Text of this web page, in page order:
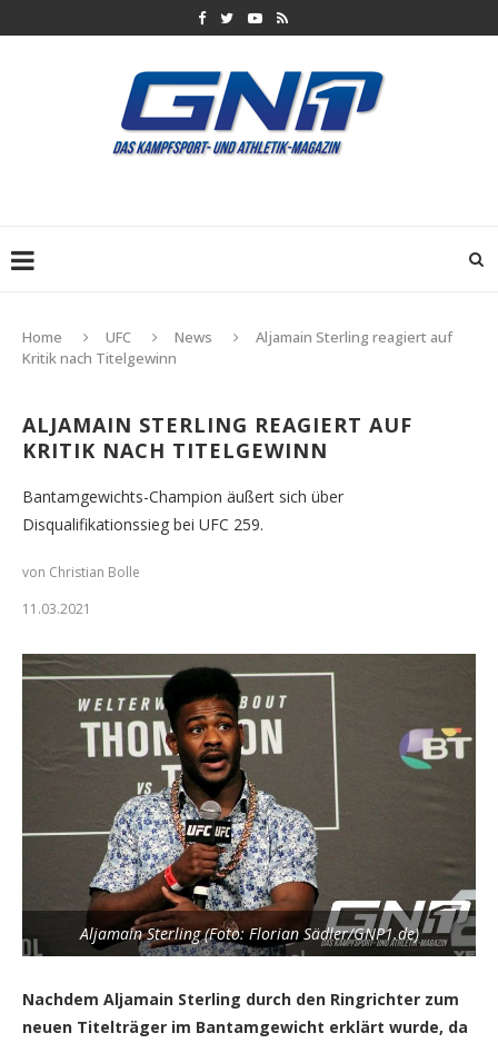
Home UFC News
Aljamain Sterling reagiert auf
Kritik nach Titelgewinn
ALJAMAIN STERLING REAGIERT AUF
KRITIK NACH TITELGEWINN
Bantamgewichts-Champion äußert sich über
Disqualifikationssieg bei UFC 259.
von Christian Bolle
11.03.2021
Aljamain Sterling (Foto: Florian Sädler/GNP1.de)
Nachdem Aljamain Sterling durch den Ringrichter zum
neuen Titelträger im Bantamgewicht erklärt wurde, da